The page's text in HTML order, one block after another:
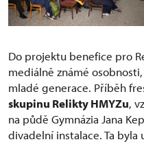
Do projektu benefice pro
mediálně známé
mladé generace. Příběh
skupinu Relikty HMYZu,
na půdě Gymnázia Jana
divadelní instalace. Ta